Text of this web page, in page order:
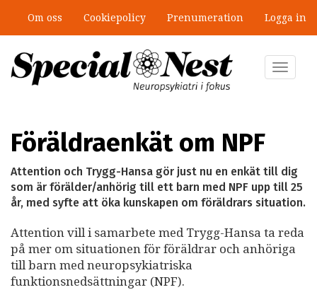
huvudinnehåll
Om oss Cookiepolicy Prenumeration Logga in
Toggle
Föräldraenkät om NPF
Attention och Trygg-Hansa gör just nu en enkät till dig
som är förälder/anhörig till ett barn med NPF upp till 25
år, med syfte att öka kunskapen om föräldrars situation.
Attention vill i samarbete med Trygg-Hansa ta reda
på mer om situationen för föräldrar och anhöriga
till barn med neuropsykiatriska
funktionsnedsättningar (NPF).
”Jobbet gick bra – just därför togs
stödet bort”